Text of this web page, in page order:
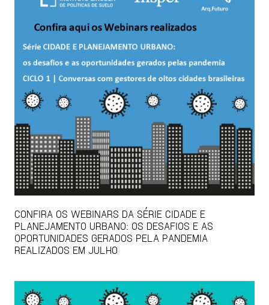
CONFIRA OS WEBINARS DA SÉRIE CIDADE E
PLANEJAMENTO URBANO: OS DESAFIOS E AS
OPORTUNIDADES GERADOS PELA PANDEMIA
REALIZADOS EM JULHO